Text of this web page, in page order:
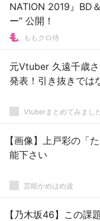
NATION 2019』BD
ー” 公開！
ももクロ侍
元Vtuber 久遠千歳
発表！引き抜きでは
Vtuberまとめてみまし
【画像】上戸彩の「
能下さい
芸能かめはめ波
【乃木坂46】この課